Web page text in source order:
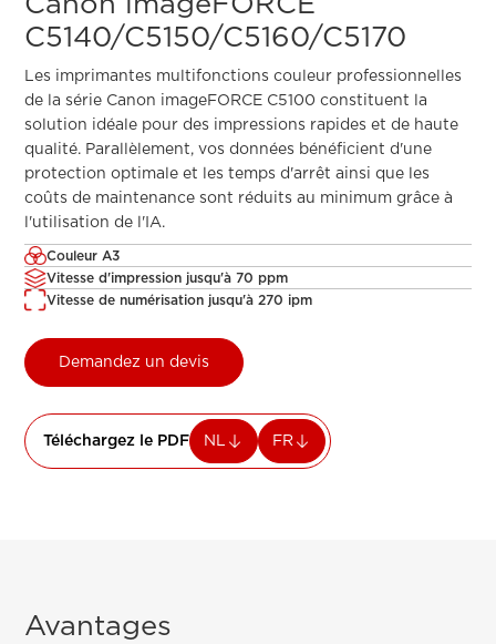
C5140/C5150/C5160/C5170
Les imprimantes multifonctions couleur professionnelles
de la série Canon imageFORCE C5100 constituent la
solution idéale pour des impressions rapides et de haute
qualité. Parallèlement, vos données bénéficient d'une
protection optimale et les temps d'arrêt ainsi que les
coûts de maintenance sont réduits au minimum grâce à
l'utilisation de l'IA.
Couleur A3
Vitesse d'impression jusqu'à 70 ppm
Vitesse de numérisation jusqu'à 270 ipm
Demandez un devis
Téléchargez le PDF NL FR
Avantages